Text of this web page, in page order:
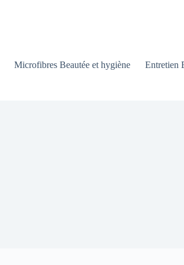
Microfibres Beautée et hygiène Entretien